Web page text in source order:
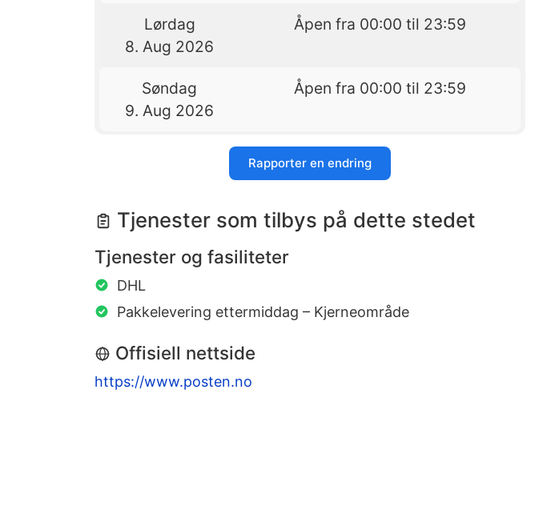
Lørdag
8. Aug 2026
Åpen fra 00:00 til 23:59
Søndag
9. Aug 2026
Åpen fra 00:00 til 23:59
Rapporter en endring
Tjenester som tilbys på dette stedet
Tjenester og fasiliteter
DHL
Pakkelevering ettermiddag – Kjerneområde
Offisiell nettside
https://www.posten.no